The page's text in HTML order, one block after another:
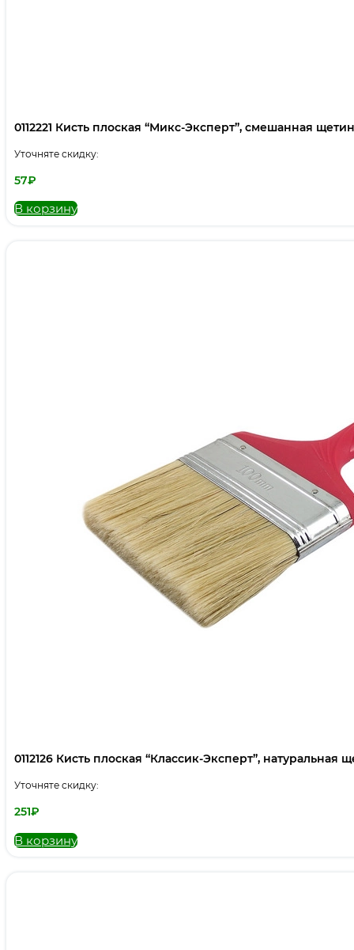
0112221 Кисть плоская “Микс-Эксперт”, смешанная
Уточняте скидку:
57₽
В корзину
0112126 Кисть плоская “Классик-Эксперт”, натуральная
Уточняте скидку:
251₽
В корзину